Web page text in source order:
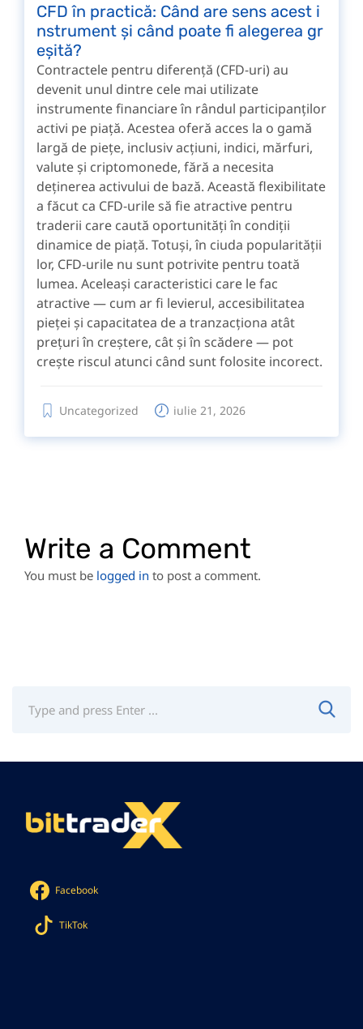
CFD în practică: Când are sens acest i
nstrument și când poate fi alegerea gr
eșită?
Contractele pentru diferență (CFD-uri) au
devenit unul dintre cele mai utilizate
instrumente financiare în rândul participanților
activi pe piață. Acestea oferă acces la o gamă
largă de piețe, inclusiv acțiuni, indici, mărfuri,
valute și criptomonede, fără a necesita
deținerea activului de bază. Această flexibilitate
a făcut ca CFD-urile să fie atractive pentru
traderii care caută oportunități în condiții
dinamice de piață. Totuși, în ciuda popularității
lor, CFD-urile nu sunt potrivite pentru toată
lumea. Aceleași caracteristici care le fac
atractive — cum ar fi levierul, accesibilitatea
pieței și capacitatea de a tranzacționa atât
prețuri în creștere, cât și în scădere — pot
crește riscul atunci când sunt folosite incorect.
Uncategorized iulie 21, 2026
Write a Comment
You must be logged in to post a comment.
Facebook
TikTok